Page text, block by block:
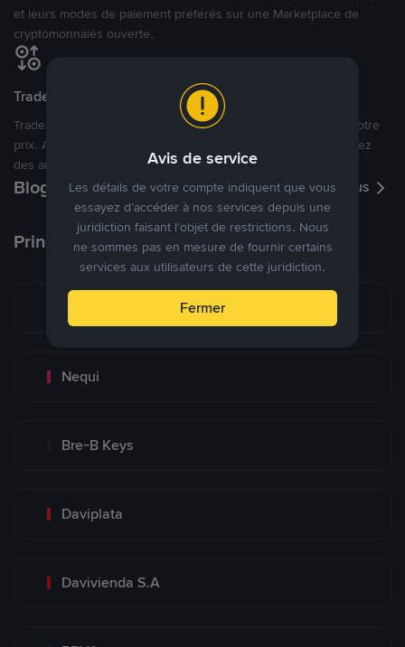
et leurs modes de paiement préférés sur une Marketplace de
cryptomonnaies ouverte.
Tradez à des prix avantageux pour vous
Tradez des cryptos en étant libres d’acheter et de vendre à votre
prix. Achetez ou vendez à partir des offres existantes, ou créez
des annonces commerciales pour fixer vos propres prix.
Blog P2P Voir plus
Principaux modes de paiement
Nequi
Bre-B Keys
Daviplata
Davivienda S.A
Avis de service
Les détails de votre compte indiquent que vous
essayez d’accéder à nos services depuis une
juridiction faisant l’objet de restrictions. Nous
ne sommes pas en mesure de fournir certains
services aux utilisateurs de cette juridiction.
Fermer